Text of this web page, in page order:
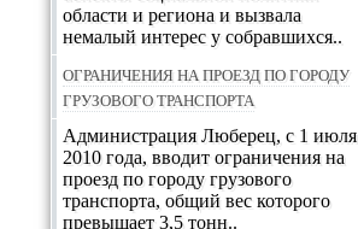
области и региона и вызвала
немалый интерес у собравшихся..
Ограничения на проезд по городу
грузового транспорта
Администрация Люберец, с 1 июля
2010 года, вводит ограничения на
проезд по городу грузового
транспорта, общий вес которого
превышает 3,5 тонн..